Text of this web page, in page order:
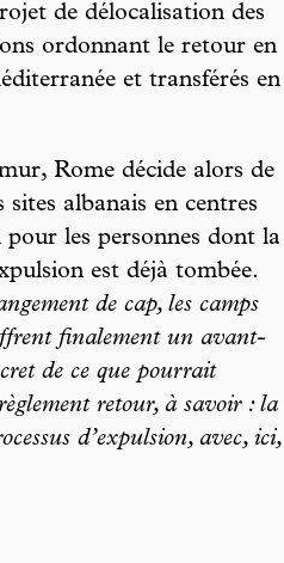
de délocalisation des
ordonnant le retour en
et transférés en
Rome décide alors de
sites albanais en centres
les personnes dont la
est déjà tombée.
de cap, les camps
finalement un avant-
de ce que pourrait
retour, à savoir : la
d’expulsion, avec, ici,